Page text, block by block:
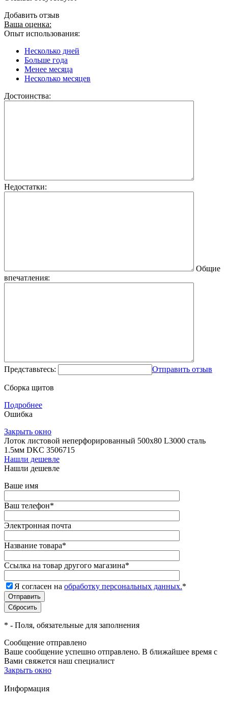
Добавить отзыв
Ваша оценка:
Опыт использования:
Несколько дней
Больше года
Менее месяца
Несколько месяцев
Достоинства:
Недостатки:
Общие
впечатления:
Представьтесь: Отправить отзыв
Сборка щитов
Подробнее
Ошибка
Закрыть окно
Лоток листовой неперфорированный 500х80 L3000 сталь
1.5мм DKC 3506715
Нашли дешевле
Нашли дешевле
Ваше имя
Ваш телефон*
Электронная почта
Название товара*
Ссылка на товар другого магазина*
Я согласен на обработку персональных данных.*
* - Поля, обязательные для заполнения
Сообщение отправлено
Ваше сообщение успешно отправлено. В ближайшее время с
Вами свяжется наш специалист
Закрыть окно
Информация